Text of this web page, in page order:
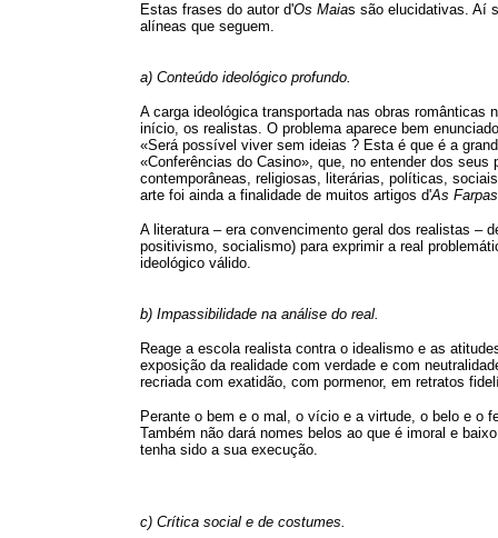
Estas frases do autor d'Os Maias são elucidativas. Aí
alíneas que seguem.
a) Conteúdo ideológico profundo.
A carga ideológica transportada nas obras românticas
início, os realistas. O problema aparece bem
«Será possível viver sem ideias ? Esta é que é a
«Conferências do Casino», que, no entender dos
contemporâneas, religiosas, literárias, políticas,
arte foi ainda a finalidade de muitos artigos d'As Farpas
A literatura – era convencimento geral dos realistas –
positivismo, socialismo) para exprimir a real
ideológico válido.
b) Impassibilidade na análise do real.
Reage a escola realista contra o idealismo e as
exposição da realidade com verdade e com
recriada com exatidão, com pormenor, em retratos
Perante o bem e o mal, o vício e a virtude, o belo e o
Também não dará nomes belos ao que é imoral e
tenha sido a sua execução.
c) Crítica social e de costumes.